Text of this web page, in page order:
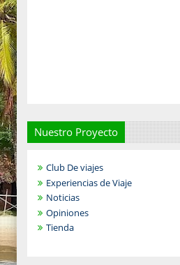
Nuestro Proyecto
Club De viajes
Experiencias de Viaje
Noticias
Opiniones
Tienda